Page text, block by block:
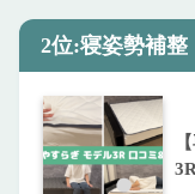
2位:寝姿勢補整